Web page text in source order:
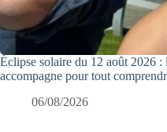
Éclipse solaire du 12 août 2026 :
accompagne pour tout
06/08/2026